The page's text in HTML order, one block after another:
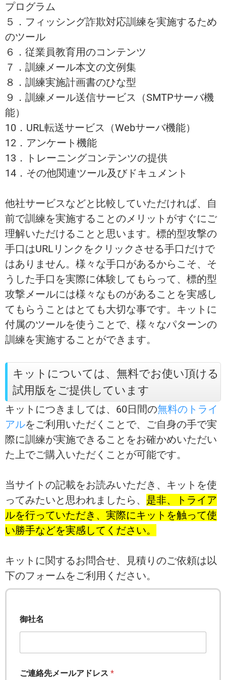
プログラム
５．フィッシング詐欺対応訓練を実施するため
のツール
６．従業員教育用のコンテンツ
７．訓練メール本文の文例集
８．訓練実施計画書のひな型
９．訓練メール送信サービス（SMTPサーバ機
能）
10．URL転送サービス（Webサーバ機能）
12．アンケート機能
13．トレーニングコンテンツの提供
14．その他関連ツール及びドキュメント
他社サービスなどと比較していただければ、自
前で訓練を実施することのメリットがすぐにご
理解いただけることと思います。標的型攻撃の
手口はURLリンクをクリックさせる手口だけで
はありません。様々な手口があるからこそ、そ
うした手口を実際に体験してもらって、標的型
攻撃メールには様々なものがあることを実感し
てもらうことはとても大切な事です。キットに
付属のツールを使うことで、様々なパターンの
訓練を実施することができます。
キットについては、無料でお使い頂ける
試用版をご提供しています
キットにつきましては、60日間の無料のトライ
アルをご利用いただくことで、ご自身の手で実
際に訓練が実施できることをお確かめいただい
た上でご購入いただくことが可能です。
当サイトの記載をお読みいただき、キットを使
ってみたいと思われましたら、 是非、トライア
ルを行っていただき、実際にキットを触って使
い勝手などを実感してください。
キットに関するお問合せ、見積りのご依頼は以
下のフォームをご利用ください。
御社名
ご連絡先メールアドレス *